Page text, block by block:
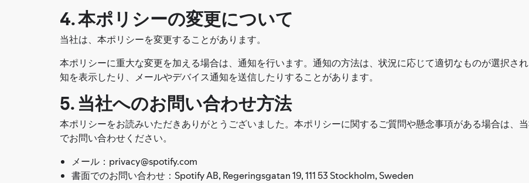
4. 本ポリシーの変更について
当社は、本ポリシーを変更することがあります。
本ポリシーに重大な変更を加える場合は、通知を行います。通知の方法は、状況に応じて適切なものが選択さ
知を表示したり、メールやデバイス通知を送信したりすることがあります。
5. 当社へのお問い合わせ方法
本ポリシーをお読みいただきありがとうございました。本ポリシーに関するご質問や懸念事項がある場合は、
でお問い合わせください。
メール：privacy@spotify.com
書面でのお問い合わせ：Spotify AB, Regeringsgatan 19, 111 53 Stockholm, Sweden